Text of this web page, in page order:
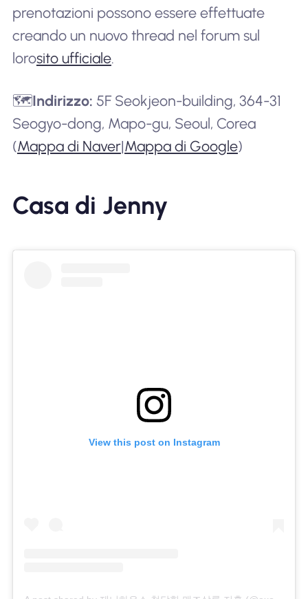
prenotazioni possono essere effettuate
creando un nuovo thread nel forum sul
lorosito ufficiale.
🗺️Indirizzo: 5F Seokjeon-building, 364-31
Seogyo-dong, Mapo-gu, Seoul, Corea
(Mappa di Naver|Mappa di Google)
Casa di Jenny
View this post on Instagram